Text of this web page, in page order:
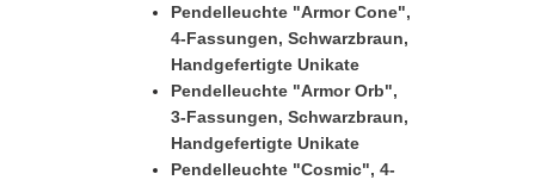
Pendelleuchte "Armor Cone",
4-Fassungen, Schwarzbraun,
Handgefertigte Unikate
Pendelleuchte "Armor Orb",
3-Fassungen, Schwarzbraun,
Handgefertigte Unikate
Pendelleuchte "Cosmic", 4-